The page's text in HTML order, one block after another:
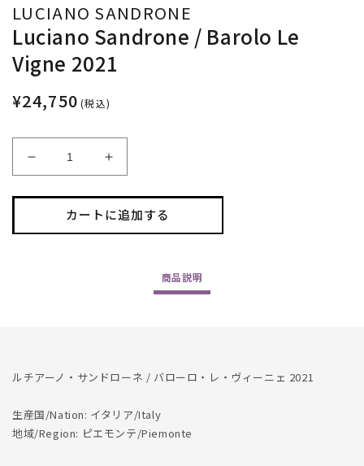
LUCIANO SANDRONE
Luciano Sandrone / Barolo Le
Vigne 2021
¥24,750 (税込)
Luciano
Sandrone
/
Barolo
Le
ら
Luciano
Sandrone
/
Barolo
Le
や
カートに追加する
商品説明
ルチアーノ・サンドローネ / バローロ・レ・ヴィーニェ 2021
生産国/Nation: イタリア/Italy
地域/Region: ピエモンテ/Piemonte